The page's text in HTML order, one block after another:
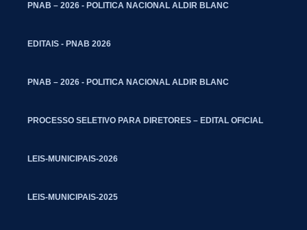
PNAB – 2026 - POLITICA NACIONAL ALDIR BLANC
EDITAIS - PNAB 2026
PNAB – 2026 - POLITICA NACIONAL ALDIR BLANC
PROCESSO SELETIVO PARA DIRETORES – EDITAL OFICIAL
LEIS-MUNICIPAIS-2026
LEIS-MUNICIPAIS-2025